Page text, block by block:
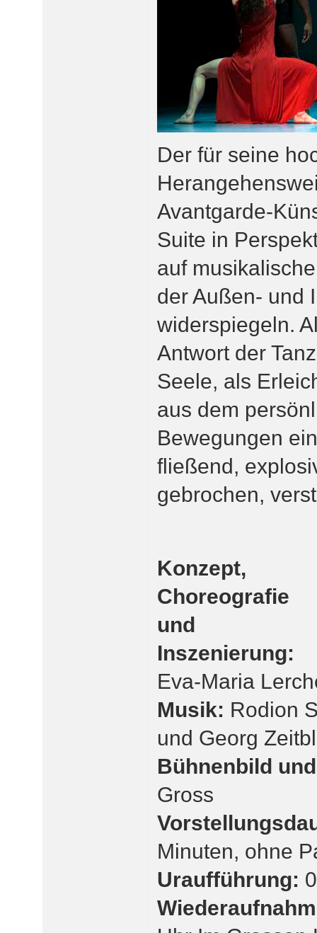
Der für seine
Avantgarde-
Suite in
auf
der Außen- und
widerspiegeln.
Antwort der
Seele, als
aus dem
Bewegungen
fließend,
gebrochen,
Konzept,
Choreografie
und
Inszenierung:
Eva-Maria
Musik: Rodion
und Georg
Bühnenbild
Gross
Minuten, ohne
Uraufführung: